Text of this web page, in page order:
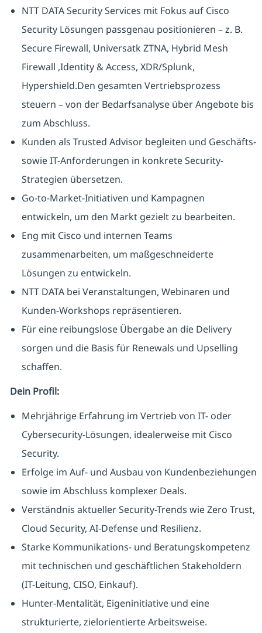
NTT DATA Security Services mit Fokus auf Cisco
Security Lösungen passgenau positionieren – z. B.
Secure Firewall, Universatk ZTNA, Hybrid Mesh
Firewall ,Identity & Access, XDR/Splunk,
Hypershield.Den gesamten Vertriebsprozess
steuern – von der Bedarfsanalyse über Angebote bis
zum Abschluss.
Kunden als Trusted Advisor begleiten und Geschäfts-
sowie IT-Anforderungen in konkrete Security-
Strategien übersetzen.
Go-to-Market-Initiativen und Kampagnen
entwickeln, um den Markt gezielt zu bearbeiten.
Eng mit Cisco und internen Teams
zusammenarbeiten, um maßgeschneiderte
Lösungen zu entwickeln.
NTT DATA bei Veranstaltungen, Webinaren und
Kunden-Workshops repräsentieren.
Für eine reibungslose Übergabe an die Delivery
sorgen und die Basis für Renewals und Upselling
schaffen.
Dein Profil:
Mehrjährige Erfahrung im Vertrieb von IT- oder
Cybersecurity-Lösungen, idealerweise mit Cisco
Security.
Erfolge im Auf- und Ausbau von Kundenbeziehungen
sowie im Abschluss komplexer Deals.
Verständnis aktueller Security-Trends wie Zero Trust,
Cloud Security, AI-Defense und Resilienz.
Starke Kommunikations- und Beratungskompetenz
mit technischen und geschäftlichen Stakeholdern
(IT-Leitung, CISO, Einkauf).
Hunter-Mentalität, Eigeninitiative und eine
strukturierte, zielorientierte Arbeitsweise.